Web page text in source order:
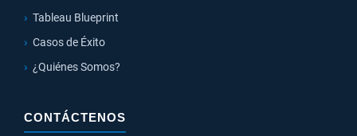
Tableau Blueprint
Casos de Éxito
¿Quiénes Somos?
CONTÁCTENOS